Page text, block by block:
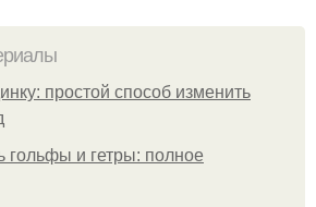
простой способ изменить
гольфы и гетры: полное